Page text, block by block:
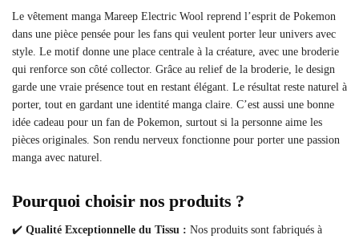
Le vêtement manga Mareep Electric Wool reprend l’esprit de Pokemon
dans une pièce pensée pour les fans qui veulent porter leur univers avec
style. Le motif donne une place centrale à la créature, avec une broderie
qui renforce son côté collector. Grâce au relief de la broderie, le design
garde une vraie présence tout en restant élégant. Le résultat reste naturel à
porter, tout en gardant une identité manga claire. C’est aussi une bonne
idée cadeau pour un fan de Pokemon, surtout si la personne aime les
pièces originales. Son rendu nerveux fonctionne pour porter une passion
manga avec naturel.
Pourquoi choisir nos produits ?
✔️ Qualité Exceptionnelle du Tissu : Nos produits sont fabriqués à